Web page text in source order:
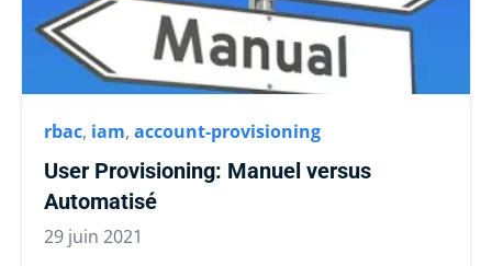
rbac, iam, account-provisioning
User Provisioning: Manuel versus
Automatisé
29 juin 2021